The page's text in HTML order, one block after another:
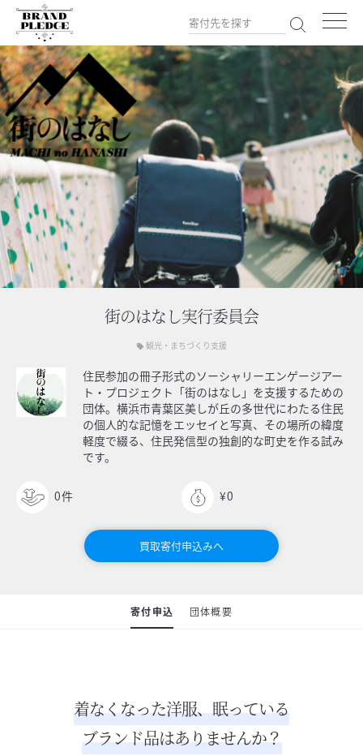
街のはなし実行委員会
local_offer 観光・まちづくり支援
住民参加の冊子形式のソーシャリーエンゲージアー
ト・プロジェクト「街のはなし」を支援するための
団体。横浜市青葉区美しが丘の多世代にわたる住民
の個人的な記憶をエッセイと写真、その場所の緯度
軽度で綴る、住民発信型の独創的な町史を作る試み
です。
0件 ¥0
買取寄付申込みへ
寄付申込 団体概要
着なくなった洋服、眠っている
ブランド品はありませんか？